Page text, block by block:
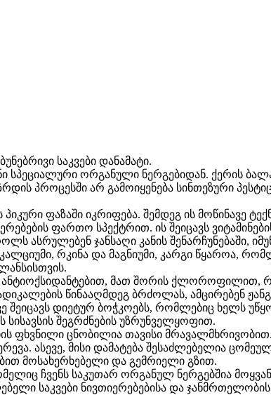
საკვები დანამატი.
სპეციალური ორგანული ნერგებიდან. ქერის
პროცესში არ გამოიყენება სინთეზური
ფაზაში იკრიფება. შემდეგ ის მოწინავე
ფართო სპექტრით. ის შეიცავს
ასრულებენ ჯანსაღი კანის შენარჩუნებაში,
რკინა და მაგნიუმი, კარგი წყაროა,
მათ შორის ქლოროფილით,
წინააღმდეგ ბრძოლას, ამცირებენ
შეიცავს დიეტურ ბოჭკოებს, რომლებიც ხელს
სისავსის შეგრძნების უზრუნველყოფით.
ფხვნილი ცნობილია თავისი
ასევე, მისი დამატება შესაძლებელია
მოსახერხებელი და გემრიელი გზით.
ჩვენს საკუთარ ორგანულ ნერგებშია
საკვები ნივთიერებებისა და